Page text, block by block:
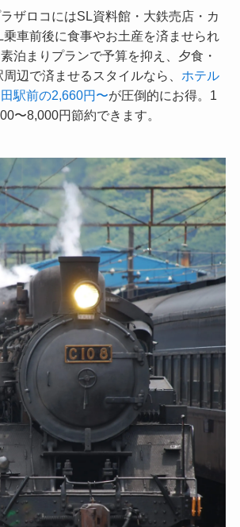
ザロコにはSL資料館・大鉄売店・カ
車前後に食事やお土産を済ませられ
泊まりプランで予算を抑え、夕食・
辺で済ませるスタイルなら、 ホテル
駅前の2,660円〜が圧倒的にお得。1
〜8,000円節約できます。